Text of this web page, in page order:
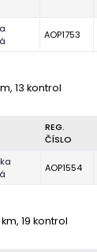
AOP1753
13 kontrol
REG.
ČÍSLO
AOP1554
19 kontrol